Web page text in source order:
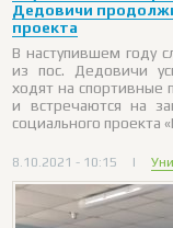
Дедовичи
проекта
В наступившем году
из пос. Дедовичи
ходят на спортивные
и встречаются на
социального проекта
8.10.2021 - 10:15 |